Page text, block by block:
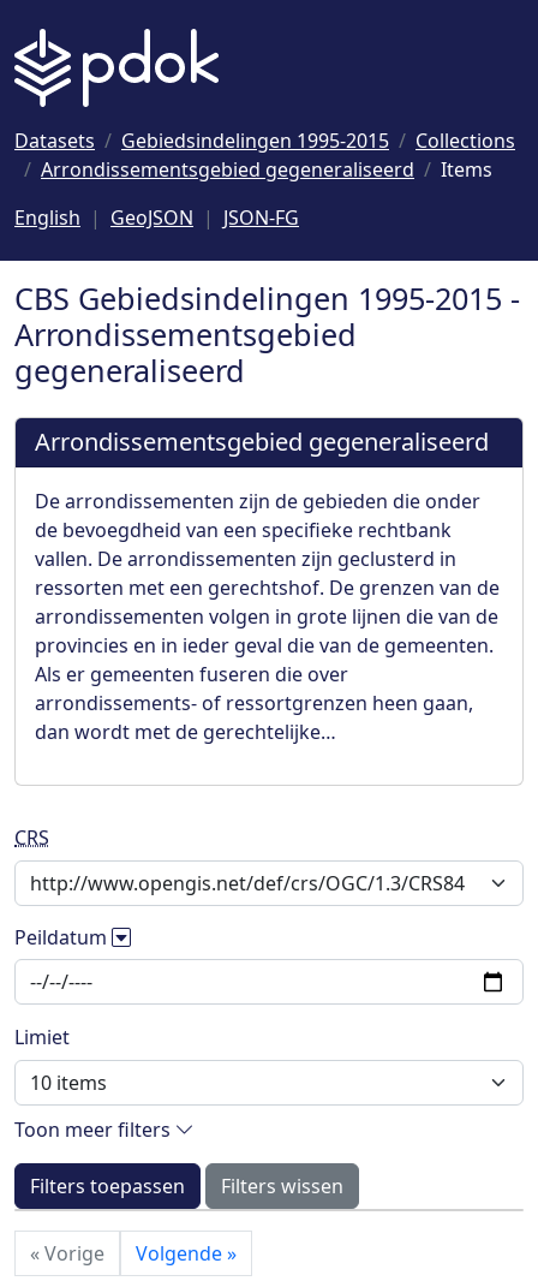
Datasets Gebiedsindelingen 1995-2015
Collections
Arrondissementsgebied gegeneraliseerd
Items
English
GeoJSON JSON-FG
CBS Gebiedsindelingen 1995-2015 -
Arrondissementsgebied
gegeneraliseerd
Arrondissementsgebied gegeneraliseerd
De arrondissementen zijn de gebieden die onder
de bevoegdheid van een specifieke rechtbank
vallen. De arrondissementen zijn geclusterd in
ressorten met een gerechtshof. De grenzen van de
arrondissementen volgen in grote lijnen die van de
provincies en in ieder geval die van de gemeenten.
Als er gemeenten fuseren die over
arrondissements- of ressortgrenzen heen gaan,
dan wordt met de gerechtelijke…
CRS
Peildatum
Limiet
Toon meer filters
Filters toepassen Filters wissen
«Vorige Volgende»